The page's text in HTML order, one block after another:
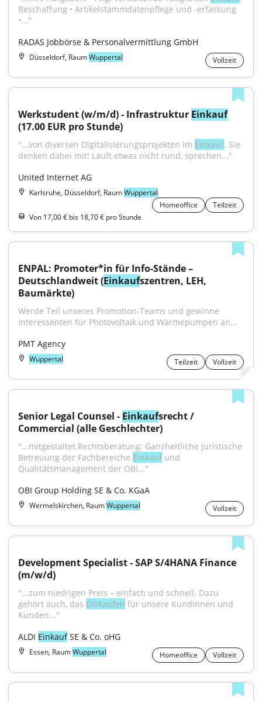
Beschaffung • Artikelstammdatenpflege und -erfassung
•..."
RADAS Jobbörse & Personalvermittlung GmbH
Düsseldorf, RaumWuppertal Vollzeit
Werkstudent (w/m/d) - Infrastruktur Einkauf
(17.00 EUR pro Stunde)
"...von diversen Digitalisierungsprojekten im Einkauf. Sie
denken dabei mit! Läuft etwas nicht rund, sprechen..."
United Internet AG
Karlsruhe, Düsseldorf, RaumWuppertal
Homeoffice
Teilzeit
Von 17,00 € bis 18,70 € pro Stunde
ENPAL: Promoter*in für Info-Stände –
Deutschlandweit (Einkaufszentren, LEH,
Baumärkte)
Werde Teil unseres Promotion-Teams und gewinne
Interessenten für Photovoltaik und Wärmepumpen an...
PMT Agency
Wuppertal Teilzeit Vollzeit
Senior Legal Counsel - Einkaufsrecht /
Commercial (alle Geschlechter)
"...mitgestaltet.Rechtsberatung: Ganzheitliche juristische
Betreuung der Fachbereiche Einkauf und
Qualitätsmanagement der OBI..."
OBI Group Holding SE & Co. KGaA
Wermelskirchen, RaumWuppertal Vollzeit
Development Specialist - SAP S/4HANA Finance
(m/w/d)
"...zum niedrigen Preis – einfach und schnell. Dazu
gehört auch, das Einkaufen für unsere Kundinnen und
Kunden..."
ALDI Einkauf SE & Co. oHG
Essen, RaumWuppertal Homeoffice Vollzeit